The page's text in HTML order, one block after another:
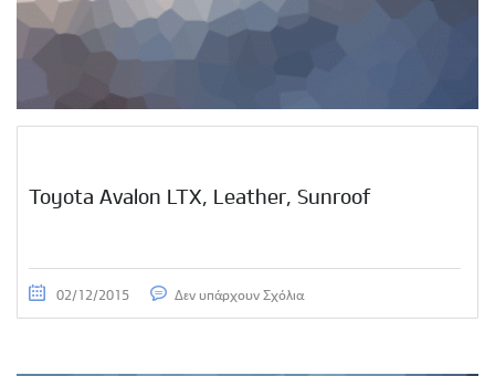
Toyota Avalon LTX, Leather, Sunroof
02/12/2015 Δεν υπάρχουν Σχόλια